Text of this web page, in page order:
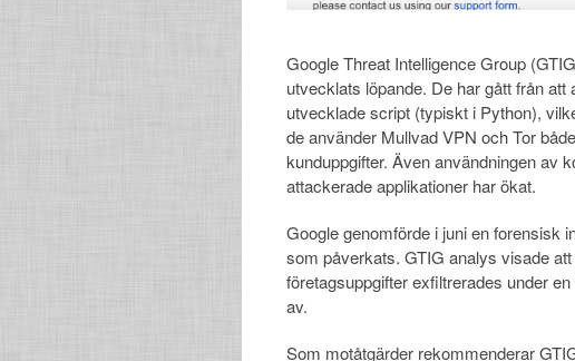
Google Threat Intelligence Group
utvecklats löpande. De har gått från
utvecklade script (typiskt i Python),
de använder Mullvad VPN och Tor
kunduppgifter. Även användningen av
attackerade applikationer har ökat.
Google genomförde i juni en forensisk
som påverkats. GTIG analys visade
företagsuppgifter exfiltrerades under
av.
Som motåtgärder rekommenderar